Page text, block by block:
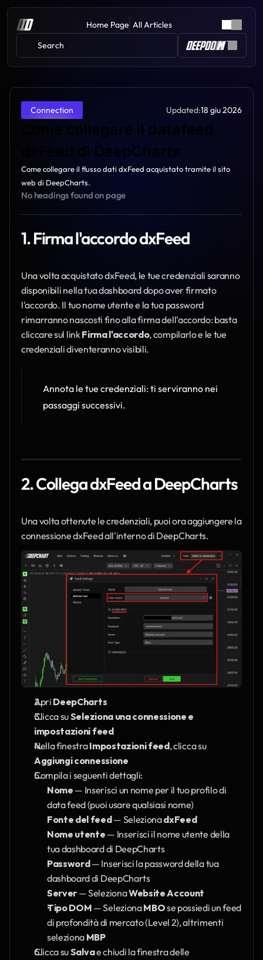
Home Page All Articles
Search
Connection Updated:18 giu 2026
Come collegare il datafeed
dxFeed di DeepCharts
Come collegare il flusso dati dxFeed acquistato tramite il sito
web di DeepCharts.
No headings found on page
1. Firma l'accordo dxFeed
Una volta acquistato dxFeed, le tue credenziali saranno
disponibili nella tua dashboard dopo aver firmato
l'accordo. Il tuo nome utente e la tua password
rimarranno nascosti fino alla firma dell'accordo: basta
cliccare sul link Firma l'accordo, compilarlo e le tue
credenziali diventeranno visibili.
Annota le tue credenziali: ti serviranno nei
passaggi successivi.
2. Collega dxFeed a DeepCharts
Una volta ottenute le credenziali, puoi ora aggiungere la
connessione dxFeed all'interno di DeepCharts.
Apri DeepCharts
Clicca su Seleziona una connessione e
impostazioni feed
Nella finestra Impostazioni feed
, clicca su
Aggiungi connessione
Compila i seguenti dettagli:
Nome — Inserisci un nome per il tuo profilo di
data feed (puoi usare qualsiasi nome)
Fonte del feed — Seleziona dxFeed
Nome utente — Inserisci il nome utente della
tua dashboard di DeepCharts
Password — Inserisci la password della tua
dashboard di DeepCharts
Server — Seleziona Website Account
Tipo DOM — Seleziona MBO se possiedi un feed
di profondità di mercato (Level 2), altrimenti
seleziona MBP
Clicca su Salva e chiudi la finestra delle